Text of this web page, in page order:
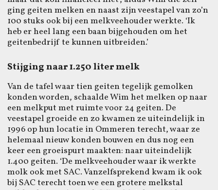
ging geiten melken en naast zijn veestapel van zo’n
100 stuks ook bij een melkveehouder werkte. ‘Ik
heb er heel lang een baan bijgehouden om het
geitenbedrijf te kunnen uitbreiden.’
Stijging naar 1.250 liter melk
Van de tafel waar tien geiten tegelijk gemolken
konden worden, schaalde Wim het melken op naar
een melkput met ruimte voor 24 geiten. De
veestapel groeide en zo kwamen ze uiteindelijk in
1996 op hun locatie in Ommeren terecht, waar ze
helemaal nieuw konden bouwen en dus nog een
keer een groeispurt maakten: naar uiteindelijk
1.400 geiten. ‘De melkveehouder waar ik werkte
molk ook met SAC. Vanzelfsprekend kwam ik ook
bij SAC terecht toen we een grotere melkstal